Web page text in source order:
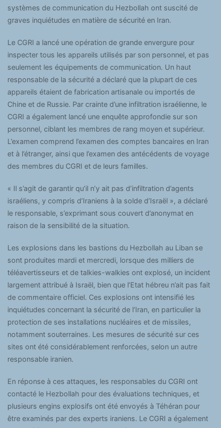
systèmes de communication du Hezbollah ont suscité de
graves inquiétudes en matière de sécurité en Iran.
Le CGRI a lancé une opération de grande envergure pour
inspecter tous les appareils utilisés par son personnel, et pas
seulement les équipements de communication. Un haut
responsable de la sécurité a déclaré que la plupart de ces
appareils étaient de fabrication artisanale ou importés de
Chine et de Russie. Par crainte d’une infiltration israélienne, le
CGRI a également lancé une enquête approfondie sur son
personnel, ciblant les membres de rang moyen et supérieur.
L’examen comprend l’examen des comptes bancaires en Iran
et à l’étranger, ainsi que l’examen des antécédents de voyage
des membres du CGRI et de leurs familles.
« Il s’agit de garantir qu’il n’y ait pas d’infiltration d’agents
israéliens, y compris d’Iraniens à la solde d’Israël », a déclaré
le responsable, s’exprimant sous couvert d’anonymat en
raison de la sensibilité de la situation.
Les explosions dans les bastions du Hezbollah au Liban se
sont produites mardi et mercredi, lorsque des milliers de
téléavertisseurs et de talkies-walkies ont explosé, un incident
largement attribué à Israël, bien que l’Etat hébreu n’ait pas fait
de commentaire officiel. Ces explosions ont intensifié les
inquiétudes concernant la sécurité de l’Iran, en particulier la
protection de ses installations nucléaires et de missiles,
notamment souterraines. Les mesures de sécurité sur ces
sites ont été considérablement renforcées, selon un autre
responsable iranien.
En réponse à ces attaques, les responsables du CGRI ont
contacté le Hezbollah pour des évaluations techniques, et
plusieurs engins explosifs ont été envoyés à Téhéran pour
être examinés par des experts iraniens. Le CGRI a également